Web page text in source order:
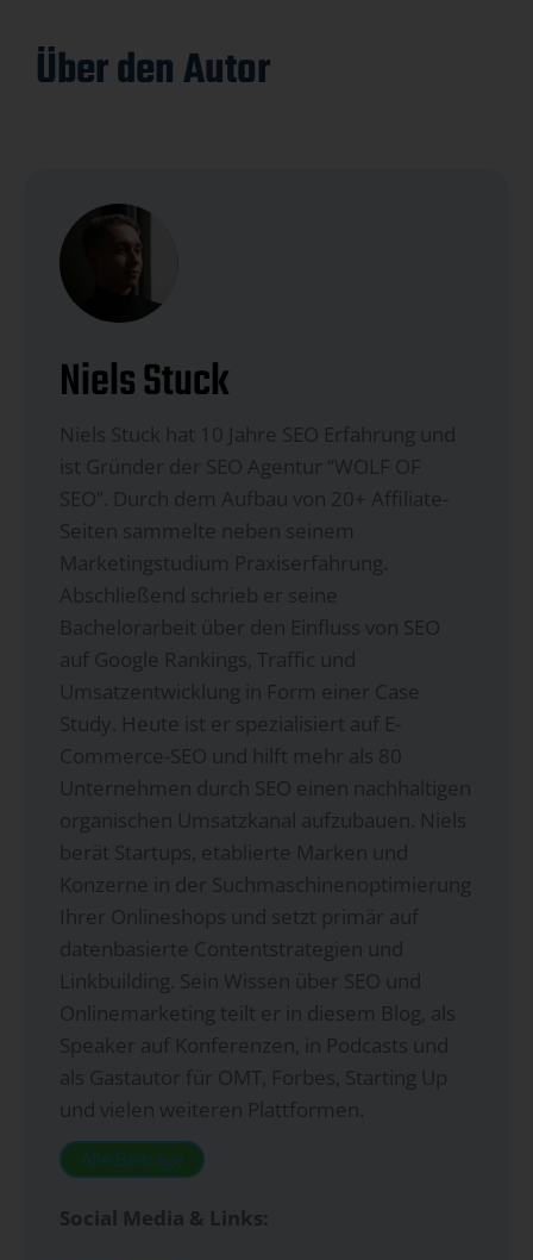
Über den Autor
Niels Stuck
Niels Stuck hat 10 Jahre SEO Erfahrung und
ist Gründer der SEO Agentur “WOLF OF
SEO”. Durch dem Aufbau von 20+ Affiliate-
Seiten sammelte neben seinem
Marketingstudium Praxiserfahrung.
Abschließend schrieb er seine
Bachelorarbeit über den Einfluss von SEO
auf Google Rankings, Traffic und
Umsatzentwicklung in Form einer Case
Study. Heute ist er spezialisiert auf E-
Commerce-SEO und hilft mehr als 80
Unternehmen durch SEO einen nachhaltigen
organischen Umsatzkanal aufzubauen. Niels
berät Startups, etablierte Marken und
Konzerne in der Suchmaschinenoptimierung
Ihrer Onlineshops und setzt primär auf
datenbasierte Contentstrategien und
Linkbuilding. Sein Wissen über SEO und
Onlinemarketing teilt er in diesem Blog, als
Speaker auf Konferenzen, in Podcasts und
als Gastautor für OMT, Forbes, Starting Up
und vielen weiteren Plattformen.
Alle Beiträge
Social Media & Links: